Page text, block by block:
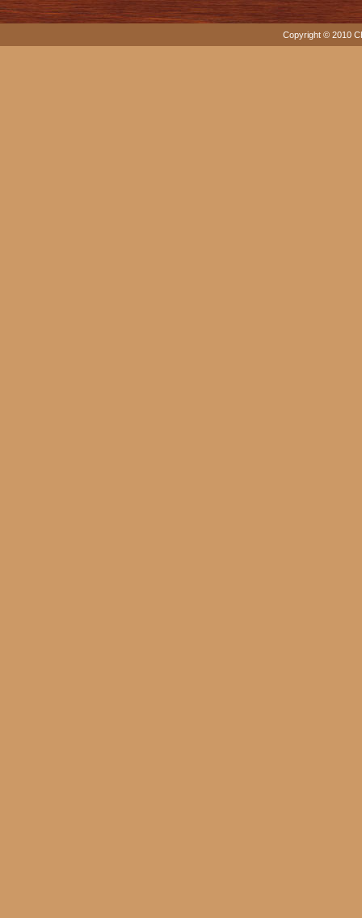
Copyright © 2010